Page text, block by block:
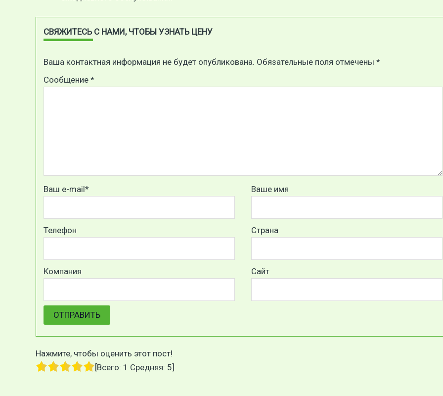
СВЯЖИТЕСЬ С НАМИ, ЧТОБЫ УЗНАТЬ ЦЕНУ
Ваша контактная информация не будет опубликована. Обязательные поля отмечены *
Сообщение *
Ваш e-mail* Ваше имя
Телефон Страна
Компания Сайт
Нажмите, чтобы оценить этот пост!
[Всего: 1 Средняя: 5]